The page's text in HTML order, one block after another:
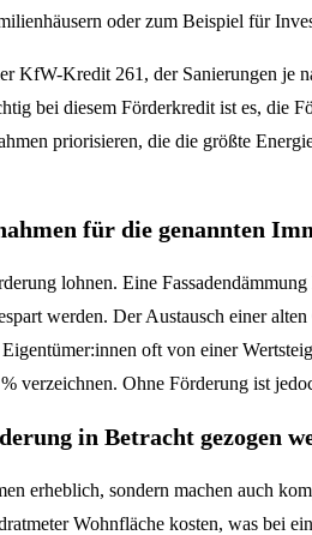
oder zum Beispiel für
KfW-Kredit 261, der Sanierungen
bei diesem Förderkredit ist es, die
priorisieren, die die größte
für die genannten
lohnen. Eine
werden. Der Austausch einer
oft von einer
verzeichnen. Ohne Förderung ist
in Betracht gezogen
erheblich, sondern machen auch
Wohnfläche kosten, was bei